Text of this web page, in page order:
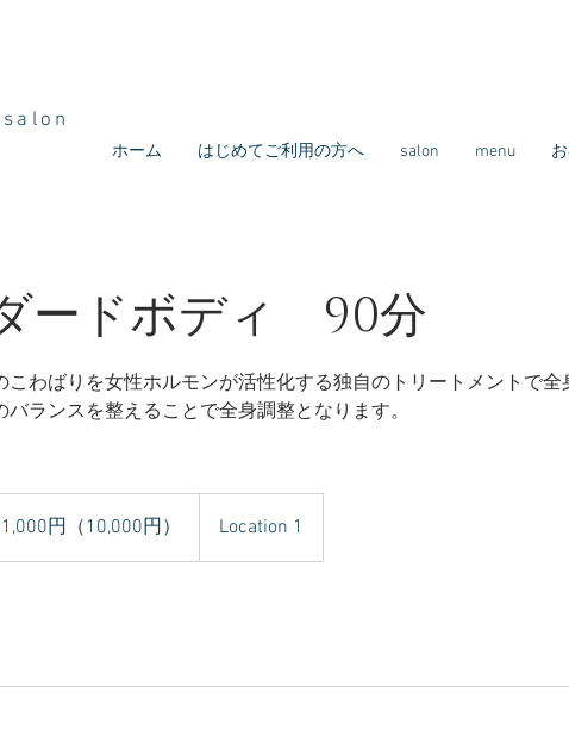
salon
ホーム はじめてご利用の方へ salon menu
ードボディ 90分
こわばりを女性ホルモンが活性化する独自のトリートメントで全
ランスを整えることで全身調整となります。
円（10,000円） Location 1